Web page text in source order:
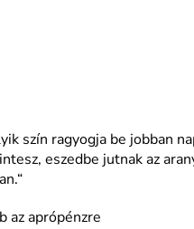
szín ragyogja be jobban
eszedbe jutnak az
az aprópénzre